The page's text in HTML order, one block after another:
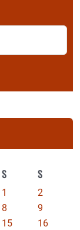
S S
1
2
8
9
15
16